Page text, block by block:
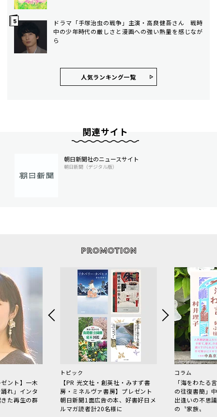
ドラマ「手塚治虫の戦争」主演・高良健吾さん 戦時
中の少年時代の厳しさと漫画への強い熱量を感じなが
ら
人気ランキング⼀覧
関連サイト
朝日新聞社のニュースサイト
朝日新聞（デジタル版）
ント】一木
れ」インタ
た再生の群
トピック
【PR 光文社・創英社・みすず書
房・ミネルヴァ書房】プレゼント
朝日新聞1面広告の本、好書好日メ
ルマガ読者計20名様に
コラム
「海をわた
の往復書簡」
出逢いの不思
の〝家族〟